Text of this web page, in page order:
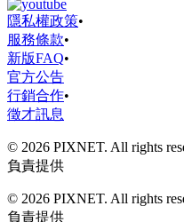
隱私權政策•
服務條款•
新版FAQ•
官方公告
行銷合作•
徵才訊息
© 2026 PIXNET. All rights
負責提供
© 2026 PIXNET. All rights
負責提供